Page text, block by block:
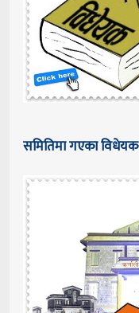
समितिमा गएका विधेयक